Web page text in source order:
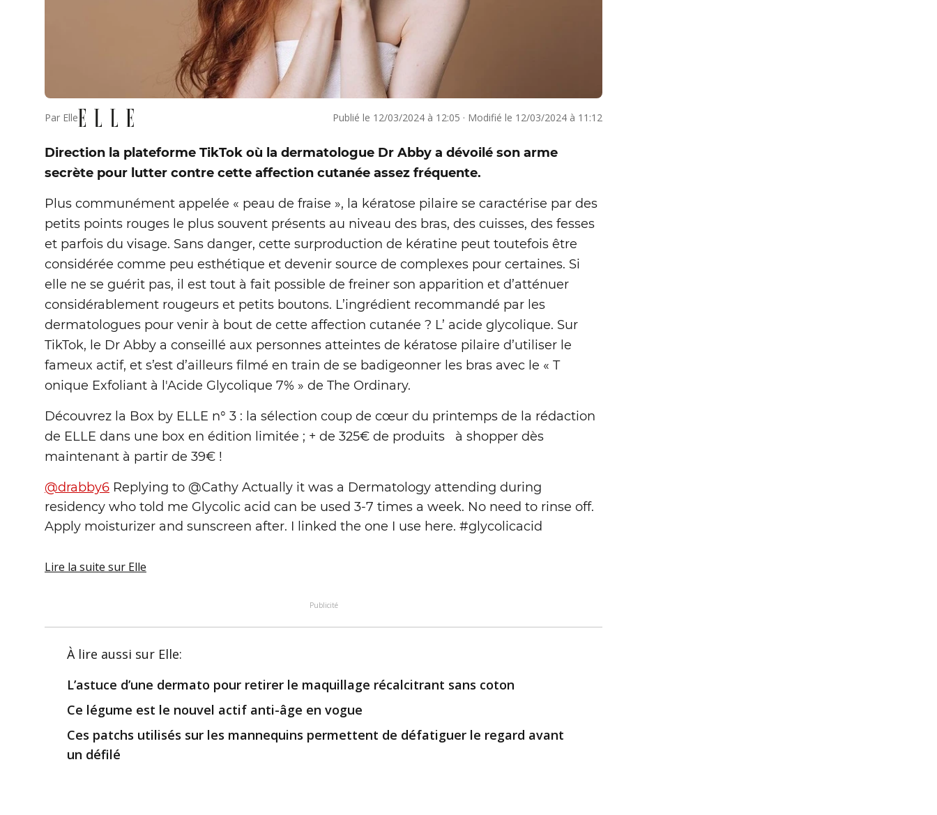
Par Elle Publié le 12/03/2024 à 12:05 · Modifié le 12/03/2024 à 11:12
Direction la plateforme TikTok où la dermatologue Dr Abby a dévoilé son arme
secrète pour lutter contre cette affection cutanée assez fréquente.
Plus communément appelée « peau de fraise », la kératose pilaire se caractérise par des
petits points rouges le plus souvent présents au niveau des bras, des cuisses, des fesses
et parfois du visage. Sans danger, cette surproduction de kératine peut toutefois être
considérée comme peu esthétique et devenir source de complexes pour certaines. Si
elle ne se guérit pas, il est tout à fait possible de freiner son apparition et d’atténuer
considérablement rougeurs et petits boutons. L’ingrédient recommandé par les
dermatologues pour venir à bout de cette affection cutanée ? L’ acide glycolique. Sur
TikTok, le Dr Abby a conseillé aux personnes atteintes de kératose pilaire d’utiliser le
fameux actif, et s’est d’ailleurs filmé en train de se badigeonner les bras avec le « T
onique Exfoliant à l'Acide Glycolique 7% » de The Ordinary.
Découvrez la Box by ELLE n° 3 : la sélection coup de cœur du printemps de la rédaction
de ELLE dans une box en édition limitée ; + de 325€ de produits à shopper dès
maintenant à partir de 39€ !
@drabby6 Replying to @Cathy Actually it was a Dermatology attending during
residency who told me Glycolic acid can be used 3-7 times a week. No need to rinse off.
Apply moisturizer and sunscreen after. I linked the one I use here. #glycolicacid
Lire la suite sur Elle
Publicité
À lire aussi sur Elle:
L’astuce d’une dermato pour retirer le maquillage récalcitrant sans coton
Ce légume est le nouvel actif anti-âge en vogue
Ces patchs utilisés sur les mannequins permettent de défatiguer le regard avant
un défilé